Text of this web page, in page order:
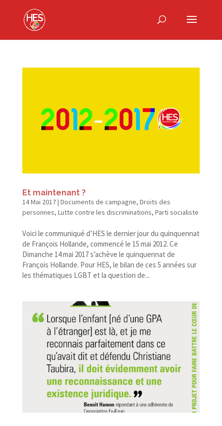
Et maintenant ?
14 Mai 2017| Documents de campagne, Droits des
personnes, Lutte contre les discriminations, Parti socialiste
Voici le communiqué d’HES le dernier jour du quinquennat
de François Hollande, commencé le 15 mai 2012. Ce
Dimanche 14 mai 2017 s’achève le quinquennat de
François Hollande. Pour HES, le bilan de ces 5 années sur
les thématiques LGBT et la question de...